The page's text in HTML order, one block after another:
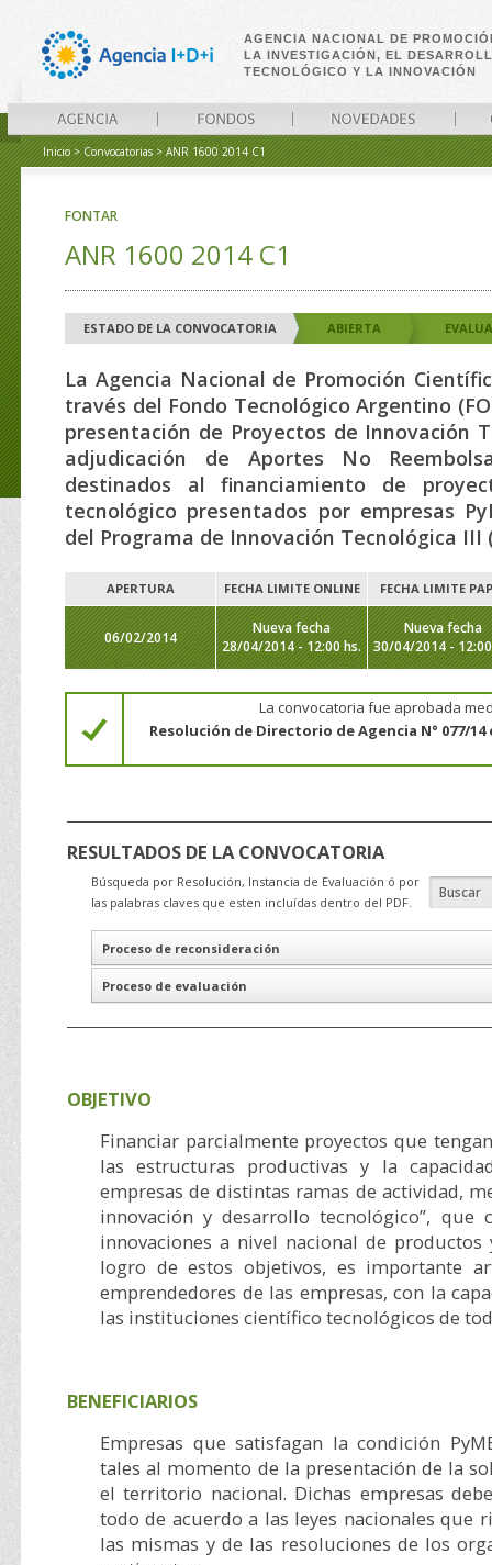
AGENCIA NACIONAL DE
LA INVESTIGACIÓN, EL
TECNOLÓGICO Y LA INNOVACIÓN
AGENCIA
Inicio>Convocatorias>ANR 1600 2014 C1
FONTAR
ANR 1600 2014 C1
ESTADO DE LA CONVOCATORIA ABIERTA
La Agencia Nacional de Promoción
través del Fondo Tecnológico Argentino
presentación de Proyectos de Innovación
adjudicación de Aportes No
destinados al financiamiento de
tecnológico presentados por empresas
del Programa de Innovación Tecnológica III
APERTURA FECHA LIMITE ONLINE FECHA LIMITE
06/02/2014
Nueva fecha
28/04/2014 - 12:00 hs.
Nueva fecha
30/04/2014 -
La convocatoria fue aprobada
Resolución de Directorio de Agencia N° 077/14
RESULTADOS DE LA CONVOCATORIA
Búsqueda por Resolución, Instancia de Evaluación ó por
las palabras claves que esten incluídas dentro del PDF.
Proceso de reconsideración
Proceso de evaluación
OBJETIVO
Financiar parcialmente proyectos que
las estructuras productivas y la
empresas de distintas ramas de actividad,
innovación y desarrollo tecnológico”, que
innovaciones a nivel nacional de productos
logro de estos objetivos, es importante
emprendedores de las empresas, con la
las instituciones científico tecnológicos de
BENEFICIARIOS
Empresas que satisfagan la condición
tales al momento de la presentación de la
el territorio nacional. Dichas empresas
todo de acuerdo a las leyes nacionales que
las mismas y de las resoluciones de los